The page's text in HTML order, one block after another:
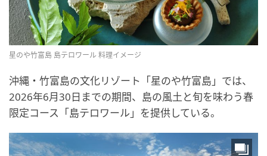
星のや竹富島 島テロワール 料理イメージ
沖縄・竹富島の文化リゾート「星のや竹富島」では、
2026年6月30日までの期間、島の風土と旬を味わう春
限定コース「島テロワール」を提供している。